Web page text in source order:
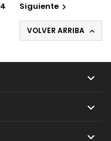
4 Siguiente 
VOLVER ARRIBA 


